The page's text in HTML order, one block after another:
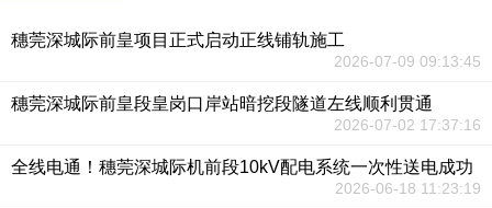
穗莞深城际前皇项目正式启动正线铺轨施工
2026-07-09 09:13:45
穗莞深城际前皇段皇岗口岸站暗挖段隧道左线顺利贯通
2026-07-02 17:37:16
全线电通！穗莞深城际机前段10kV配电系统一次性送电成功
2026-06-18 11:23:19